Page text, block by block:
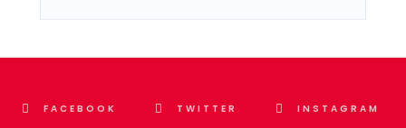
FACEBOOK TWITTER INSTAGRAM